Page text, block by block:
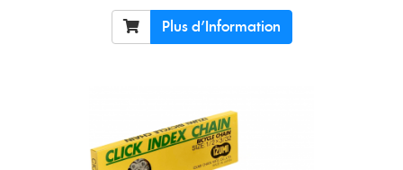
Plus d'Information